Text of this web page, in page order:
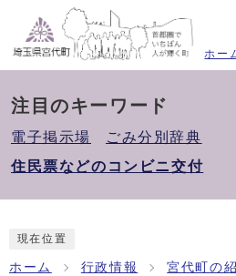
ホー
注目のキーワード
電子掲示場
ごみ分別辞典
住民票などのコンビニ交付
現在位置
ホーム 行政情報 宮代町の